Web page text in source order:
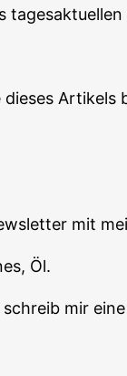
mit
Öl.
mir